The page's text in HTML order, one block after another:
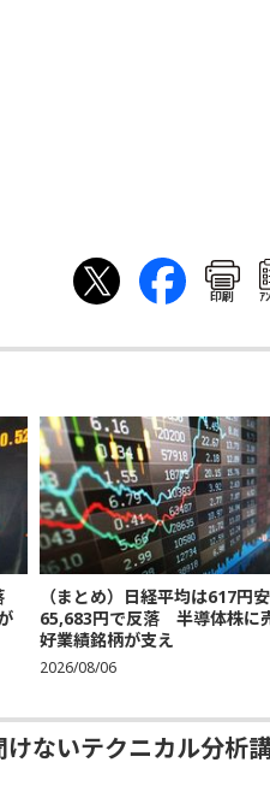
印刷 ｱ
（まとめ）日経平均は617円
65,683円で反落 半導体株に
好業績銘柄が支え
2026/08/06
けないテクニカル分析